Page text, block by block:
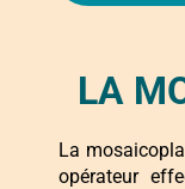
LA
La
opérateur